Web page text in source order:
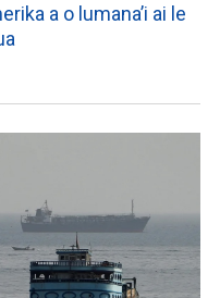
a o lumana’i ai le